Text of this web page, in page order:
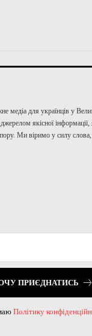
для українців у
якісної інформації,
Ми віримо у силу слова,
ПРИЄДНАТИСЬ
Політику